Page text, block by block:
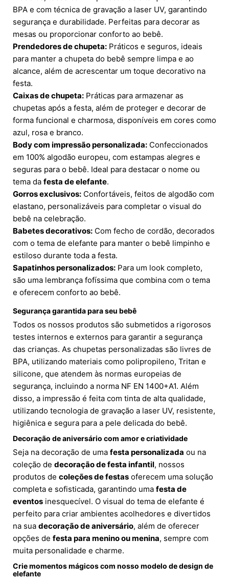
BPA e com técnica de gravação a laser UV, garantindo
segurança e durabilidade. Perfeitas para decorar as
mesas ou proporcionar conforto ao bebê.
Prendedores de chupeta: Práticos e seguros, ideais
para manter a chupeta do bebê sempre limpa e ao
alcance, além de acrescentar um toque decorativo na
festa.
Caixas de chupeta: Práticas para armazenar as
chupetas após a festa, além de proteger e decorar de
forma funcional e charmosa, disponíveis em cores como
azul, rosa e branco.
Body com impressão personalizada: Confeccionados
em 100% algodão europeu, com estampas alegres e
seguras para o bebê. Ideal para destacar o nome ou
tema da festa de elefante.
Gorros exclusivos: Confortáveis, feitos de algodão com
elastano, personalizáveis para completar o visual do
bebê na celebração.
Babetes decorativos: Com fecho de cordão, decorados
com o tema de elefante para manter o bebê limpinho e
estiloso durante toda a festa.
Sapatinhos personalizados: Para um look completo,
são uma lembrança fofíssima que combina com o tema
e oferecem conforto ao bebê.
Segurança garantida para seu bebê
Todos os nossos produtos são submetidos a rigorosos
testes internos e externos para garantir a segurança
das crianças. As chupetas personalizadas são livres de
BPA, utilizando materiais como polipropileno, Tritan e
silicone, que atendem às normas europeias de
segurança, incluindo a norma NF EN 1400+A1. Além
disso, a impressão é feita com tinta de alta qualidade,
utilizando tecnologia de gravação a laser UV, resistente,
higiênica e segura para a pele delicada do bebê.
Decoração de aniversário com amor e criatividade
Seja na decoração de uma festa personalizada ou na
coleção de decoração de festa infantil, nossos
produtos de coleções de festas oferecem uma solução
completa e sofisticada, garantindo uma festa de
eventos inesquecível. O visual do tema de elefante é
perfeito para criar ambientes acolhedores e divertidos
na sua decoração de aniversário, além de oferecer
opções de festa para menino ou menina, sempre com
muita personalidade e charme.
Crie momentos mágicos com nosso modelo de design de
elefante